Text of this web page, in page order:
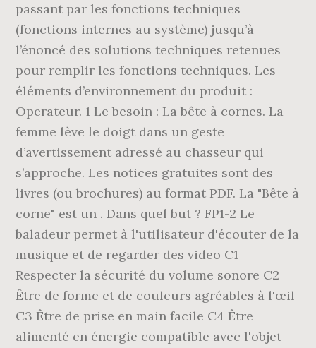
passant par les fonctions techniques
(fonctions internes au système) jusqu’à
l’énoncé des solutions techniques retenues
pour remplir les fonctions techniques. Les
éléments d’environnement du produit :
Operateur. 1 Le besoin : La bête à cornes. La
femme lève le doigt dans un geste
d’avertissement adressé au chasseur qui
s’approche. Les notices gratuites sont des
livres (ou brochures) au format PDF. La "Bête à
corne" est un . Dans quel but ? FP1-2 Le
baladeur permet à l'utilisateur d'écouter de la
musique et de regarder des video C1
Respecter la sécurité du volume sonore C2
Être de forme et de couleurs agréables à l'œil
C3 Être de prise en main facile C4 Être
alimenté en énergie compatible avec l'objet